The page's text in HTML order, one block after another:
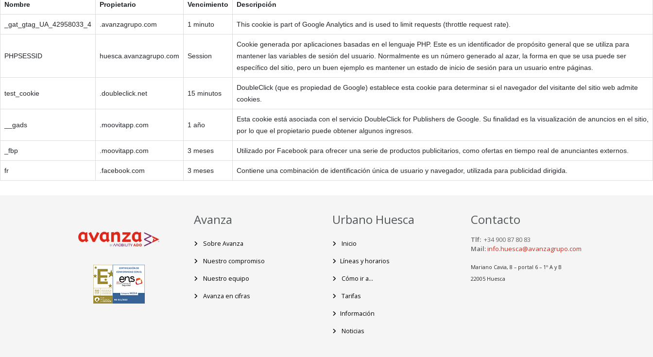
Nombre Propietario Vencimiento Descripción
_gat_gtag_UA_42958033_4 .avanzagrupo.com 1 minuto This cookie is part of Google Analytics and is used to limit requests (throttle request rate).
PHPSESSID huesca.avanzagrupo.com Session
Cookie generada por aplicaciones basadas en el lenguaje PHP. Este es un identificador de propósito general que se utiliza para
mantener las variables de sesión del usuario. Normalmente es un número generado al azar, la forma en que se usa puede ser
específico del sitio, pero un buen ejemplo es mantener un estado de inicio de sesión para un usuario entre páginas.
test_cookie .doubleclick.net 15 minutos
DoubleClick (que es propiedad de Google) establece esta cookie para determinar si el navegador del visitante del sitio web admite
cookies.
__gads .moovitapp.com 1 año
Esta cookie está asociada con el servicio DoubleClick for Publishers de Google. Su finalidad es la visualización de anuncios en el sitio,
por lo que el propietario puede obtener algunos ingresos.
_fbp .moovitapp.com 3 meses Utilizado por Facebook para ofrecer una serie de productos publicitarios, como ofertas en tiempo real de anunciantes externos.
fr .facebook.com 3 meses Contiene una combinación de identificación única de usuario y navegador, utilizada para publicidad dirigida.
Avanza
Sobre Avanza
Nuestro compromiso
Nuestro equipo
Avanza en cifras
Urbano Huesca
Inicio
Líneas y horarios
Cómo ir a...
Tarifas
Información
Noticias
Contacto
Tlf: +34 900 87 80 83
Mail:info.huesca@avanzagrupo.com
Mariano Cavia, 8 – portal 6 – 1º A y B
22005 Huesca